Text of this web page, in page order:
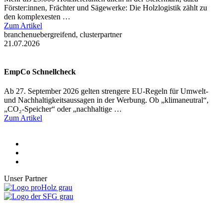
Förster:innen, Frächter und Sägewerke: Die Holzlogistik zählt zu
den komplexesten …
Zum Artikel
branchenuebergreifend, clusterpartner
21.07.2026
EmpCo Schnellcheck
Ab 27. September 2026 gelten strengere EU-Regeln für Umwelt-
und Nachhaltigkeitsaussagen in der Werbung. Ob „klimaneutral“,
„CO₂-Speicher“ oder „nachhaltige …
Zum Artikel
Unser Partner